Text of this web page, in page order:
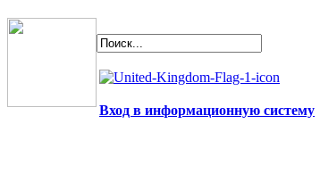
Вход в информационную систему